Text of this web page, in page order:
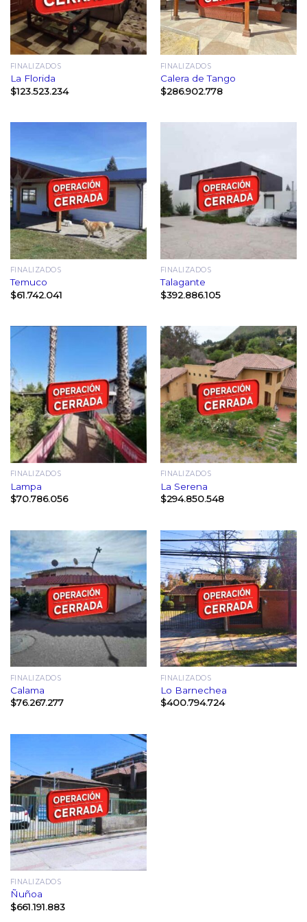
FINALIZADOS
La Florida
$123.523.234
FINALIZADOS
Calera de Tango
$286.902.778
FINALIZADOS
Temuco
$61.742.041
FINALIZADOS
Talagante
$392.886.105
FINALIZADOS
Lampa
$70.786.056
FINALIZADOS
La Serena
$294.850.548
FINALIZADOS
Calama
$76.267.277
FINALIZADOS
Lo Barnechea
$400.794.724
FINALIZADOS
Ñuñoa
$661.191.883